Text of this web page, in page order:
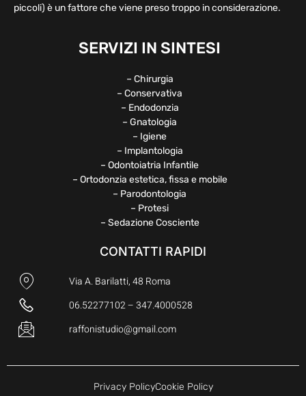
piccoli) è un fattore che viene preso troppo in considerazione.
SERVIZI IN SINTESI
– Chirurgia
– Conservativa
– Endodonzia
– Gnatologia
– Igiene
– Implantologia
– Odontoiatria Infantile
– Ortodonzia estetica, fissa e mobile
– Parodontologia
– Protesi
– Sedazione Cosciente
CONTATTI RAPIDI
Via A. Barilatti, 48 Roma
06.52277102 – 347.4000528
raffonistudio@gmail.com
Privacy PolicyCookie Policy